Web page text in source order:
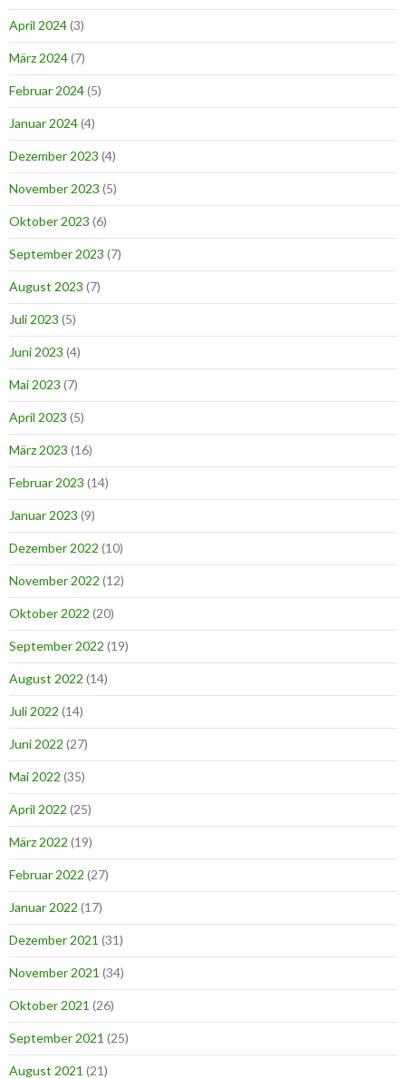
April 2024(3)
März 2024(7)
Februar 2024(5)
Januar 2024(4)
Dezember 2023 (4)
November 2023 (5)
Oktober 2023 (6)
September 2023 (7)
August 2023 (7)
Juli 2023 (5)
Juni 2023 (4)
Mai 2023 (7)
April 2023 (5)
März 2023 (16)
Februar 2023 (14)
Januar 2023 (9)
Dezember 2022 (10)
November 2022 (12)
Oktober 2022 (20)
September 2022 (19)
August 2022 (14)
Juli 2022 (14)
Juni 2022 (27)
Mai 2022 (35)
April 2022 (25)
März 2022 (19)
Februar 2022 (27)
Januar 2022 (17)
Dezember 2021 (31)
November 2021 (34)
Oktober 2021 (26)
September 2021 (25)
August 2021 (21)